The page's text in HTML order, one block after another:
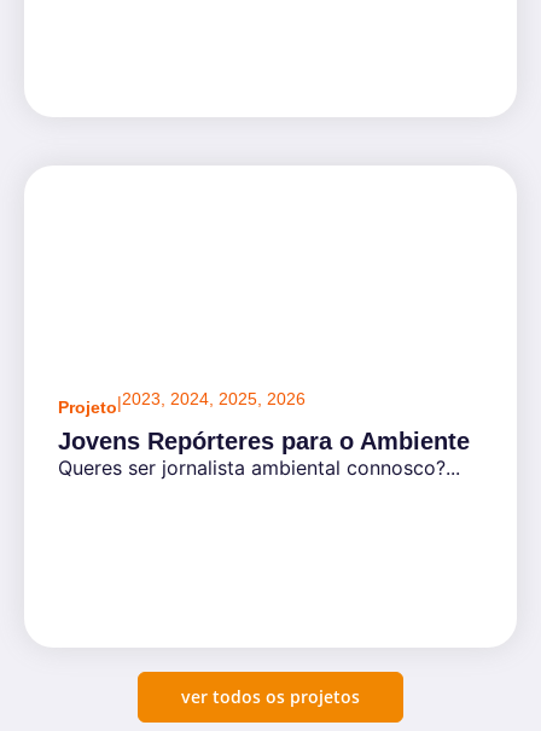
Projeto|2023, 2024, 2025, 2026
Jovens Repórteres para o Ambiente
Queres ser jornalista ambiental connosco?...
ver todos os projetos